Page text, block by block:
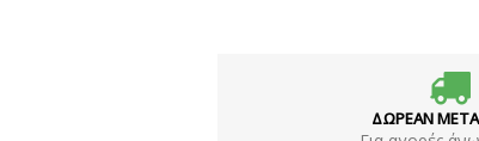
ΔΩΡΕΑΝ